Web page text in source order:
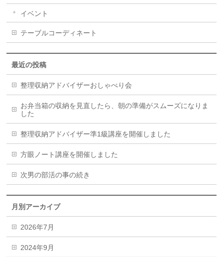
イベント
テーブルコーディネート
最近の投稿
整理収納アドバイザーおしゃべり会
お弁当箱の収納を見直したら、朝の準備がスムーズになりま
した
整理収納アドバイザー準1級講座を開催しました
方眼ノート講座を開催しました
次男の部活の事の続き
月別アーカイブ
2026年7月
2024年9月